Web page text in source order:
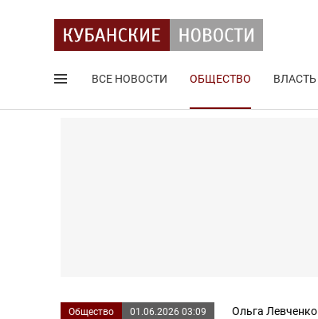
ВСЕ НОВОСТИ ОБЩЕСТВО ВЛАСТЬ
Общество 01.06.2026 03:09 Ольга Левченко